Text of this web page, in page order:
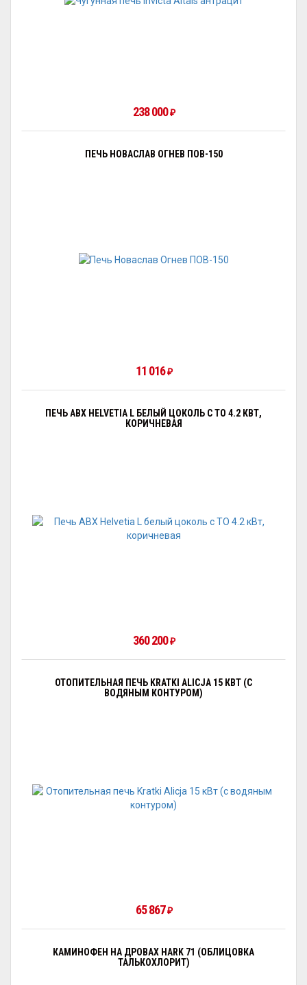
238 000₽
ПЕЧЬ НОВАСЛАВ ОГНЕВ ПОВ-150
11 016₽
ПЕЧЬ ABX HELVETIA L БЕЛЫЙ ЦОКОЛЬ С ТО 4.2 КВТ,
КОРИЧНЕВАЯ
360 200₽
ОТОПИТЕЛЬНАЯ ПЕЧЬ KRATKI ALICJA 15 КВТ (С
ВОДЯНЫМ КОНТУРОМ)
65 867₽
КАМИНОФЕН НА ДРОВАХ HARK 71 (ОБЛИЦОВКА
ТАЛЬКОХЛОРИТ)